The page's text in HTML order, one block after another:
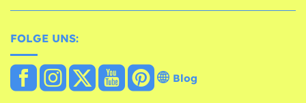
FOLGE UNS:
Blog